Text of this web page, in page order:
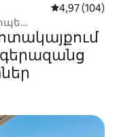
Միջին
4,97 (104)
գերազանց